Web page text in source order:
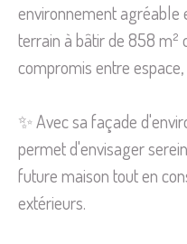
environnement agréable
terrain à bâtir de 858
compromis entre
✨ Avec sa façade
permet d'envisager
future maison tout en
extérieurs.